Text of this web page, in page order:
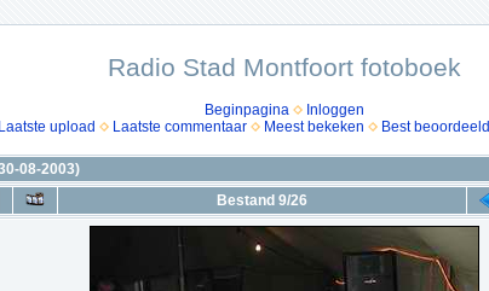
Radio Stad Montfoort fotoboek
Beginpagina
Inloggen
Laatste upload Laatste commentaar Meest bekeken Best beoordeeld
08-2003)
Bestand 9/26